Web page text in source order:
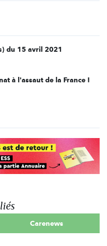
du 15 avril 2021
à l'assaut de la France !
Carenews